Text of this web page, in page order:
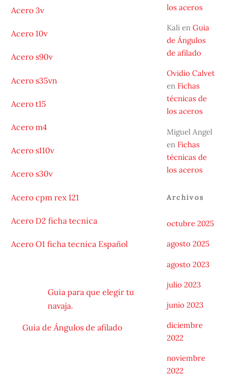
Acero 3v
Acero 10v
Acero s90v
Acero s35vn
Acero t15
Acero m4
Acero s110v
Acero s30v
Acerocpm rex 121
Acero D2 ficha tecnica
Acero O1 ficha tecnica Español
Guia para que elegir tu
navaja.
Guia de Ángulos de afilado
los aceros
Kalien Guia
de Ángulos
de afilado
Ovidio Calvet
en Fichas
técnicas de
los aceros
Miguel Angel
en Fichas
técnicas de
los aceros
Archivos
octubre 2025
agosto 2025
agosto 2023
julio 2023
junio 2023
diciembre
2022
noviembre
2022